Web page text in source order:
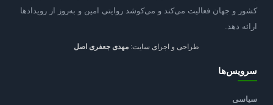
کشور و جهان فعالیت می‌کند و می‌کوشد روایتی امین و به‌روز از رویدادها
ارائه دهد.
طراحی و اجرای سایت: مهدی جعفری اصل
سرویس‌ها
سیاسی